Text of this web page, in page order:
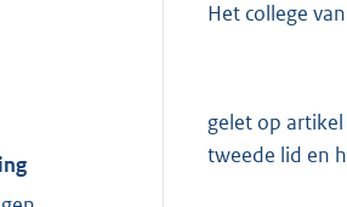
Het college
gelet op
tweede lid en